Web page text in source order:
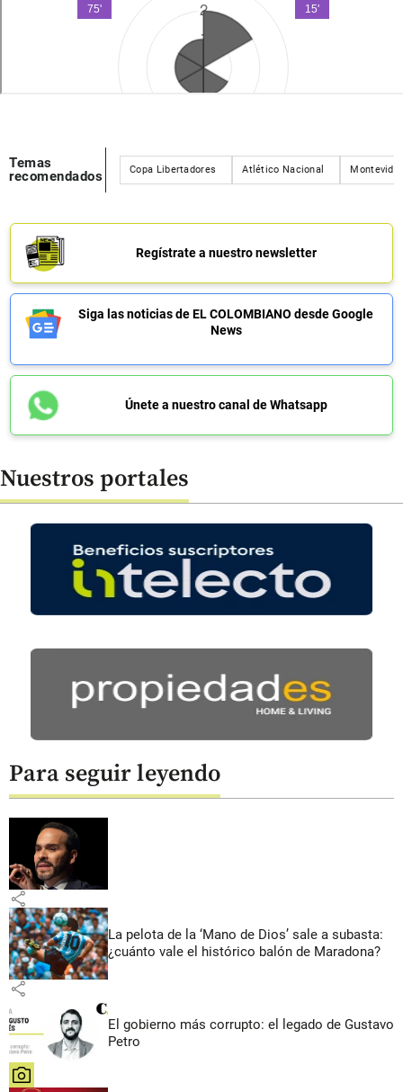
Temas
recomendados
Copa Libertadores Atlético Nacional
Regístrate a nuestro newsletter
Siga las noticias de EL COLOMBIANO desde Google
News
Únete a nuestro canal de Whatsapp
Nuestros portales
Para seguir leyendo
share
La pelota de la ‘Mano de Dios’ sale a subasta:
¿cuánto vale el histórico balón de Maradona?
share
El gobierno más corrupto: el legado de Gustavo
Petro
share